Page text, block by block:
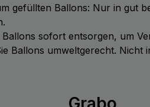
gefüllten Ballons: Nur in gut
Ballons sofort entsorgen, um
Ballons umweltgerecht.